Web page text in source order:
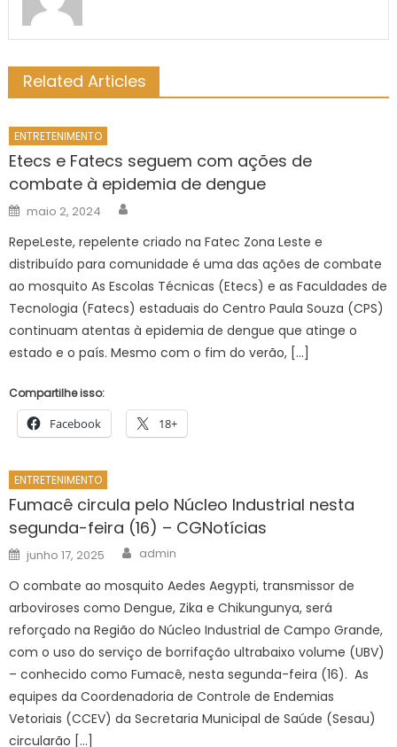
Related Articles
ENTRETENIMENTO
Etecs e Fatecs seguem com ações de
combate à epidemia de dengue
Posted
on
maio 2, 2024
RepeLeste, repelente criado na Fatec Zona Leste e
distribuído para comunidade é uma das ações de combate
ao mosquito As Escolas Técnicas (Etecs) e as Faculdades de
Tecnologia (Fatecs) estaduais do Centro Paula Souza (CPS)
continuam atentas à epidemia de dengue que atinge o
estado e o país. Mesmo com o fim do verão, […]
Compartilhe isso:
Facebook 18+
ENTRETENIMENTO
Fumacê circula pelo Núcleo Industrial nesta
segunda-feira (16) – CGNotícias
Posted
on
junho 17, 2025 Author
admin
O combate ao mosquito Aedes Aegypti, transmissor de
arboviroses como Dengue, Zika e Chikungunya, será
reforçado na Região do Núcleo Industrial de Campo Grande,
com o uso do serviço de borrifação ultrabaixo volume (UBV)
– conhecido como Fumacê, nesta segunda-feira (16). As
equipes da Coordenadoria de Controle de Endemias
Vetoriais (CCEV) da Secretaria Municipal de Saúde (Sesau)
circularão […]